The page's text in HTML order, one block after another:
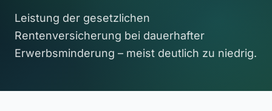
Leistung der gesetzlichen
Rentenversicherung bei dauerhafter
Erwerbsminderung – meist deutlich zu niedrig.